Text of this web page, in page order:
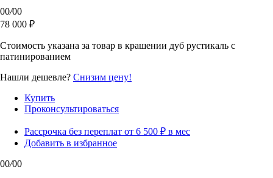
00/00
78 000 ₽
Стоимость указана за товар в крашении дуб рустикаль с
патинированием
Нашли дешевле? Снизим цену!
Купить
Проконсультироваться
Рассрочка без переплат от 6 500 ₽ в мес
Добавить в избранное
00/00